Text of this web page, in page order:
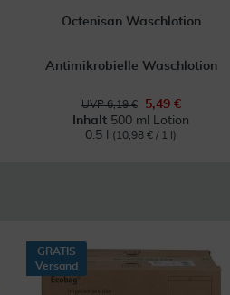
Octenisan Waschlotion
Antimikrobielle Waschlotion
UVP 6,19 €
5,49 €
Inhalt 500 ml Lotion
0.5 l
(10,98 € / 1 l)
GRATIS
Versand